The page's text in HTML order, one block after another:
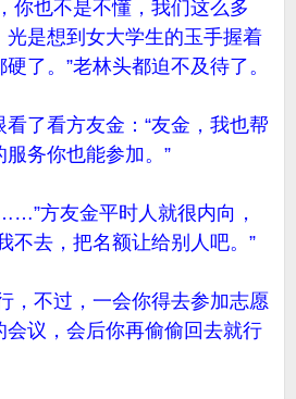
也不是不懂，我们这么多
是想到女大学生的玉手握着
了。”老林头都迫不及待了。
了看方友金：“友金，我也帮
务你也能参加。”
友金平时人就很内向，
不去，把名额让给别人吧。”
不过，一会你得去参加志愿
议，会后你再偷偷回去就行